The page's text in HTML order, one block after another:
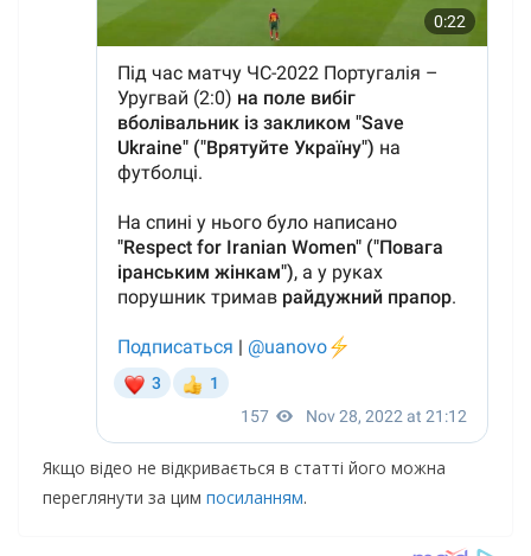
Якщо відео не відкривається в статті його можна
переглянути за цим посиланням.